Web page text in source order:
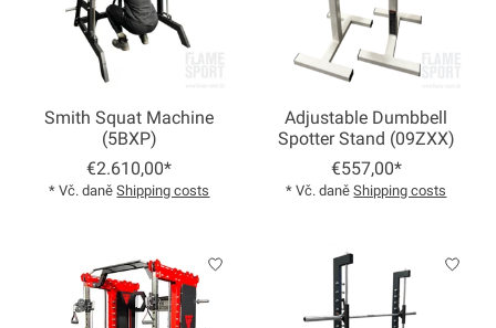
Smith Squat Machine
(5BXP)
€2.610,00*
* Vč. daněShipping costs
Adjustable Dumbbell
Spotter Stand (09ZXX)
€557,00*
* Vč. daněShipping costs